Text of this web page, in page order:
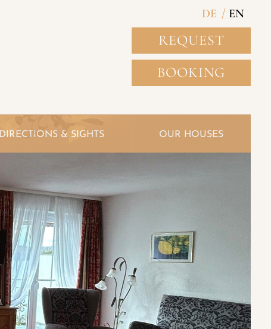
DE EN
REQUEST
BOOKING
DIRECTIONS & SIGHTS OUR HOUSES